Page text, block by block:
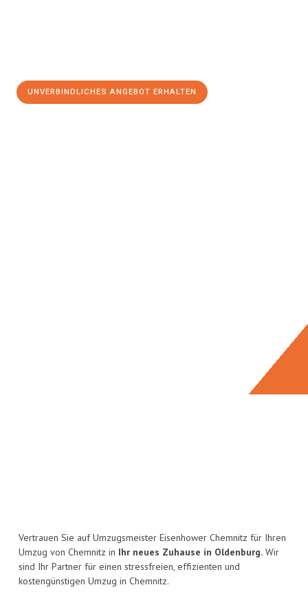
UNVERBINDLICHES ANGEBOT ERHALTEN
Vertrauen Sie auf Umzugsmeister Eisenhower Chemnitz für Ihren
Umzug von Chemnitz in Ihr neues Zuhause in Oldenburg. Wir
sind Ihr Partner für einen stressfreien, effizienten und
kostengünstigen Umzug in Chemnitz.